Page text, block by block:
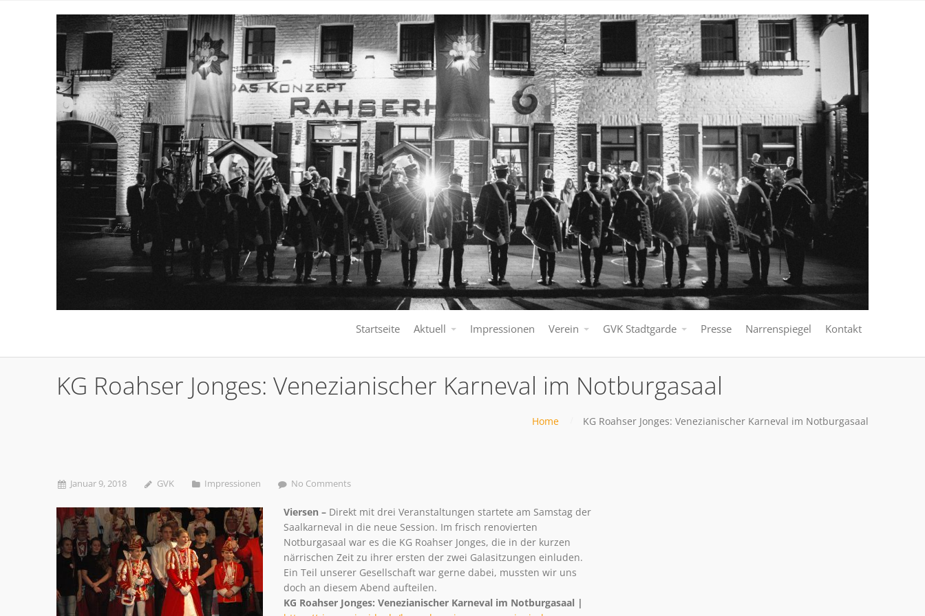
Startseite Aktuell Impressionen Verein GVK Stadtgarde Presse Narrenspiegel Kontakt
KG Roahser Jonges: Venezianischer Karneval im Notburgasaal
Home KG Roahser Jonges: Venezianischer Karneval im Notburgasaal
Januar 9, 2018 GVK Impressionen No Comments
Viersen – Direkt mit drei Veranstaltungen startete am Samstag der
Saalkarneval in die neue Session. Im frisch renovierten
Notburgasaal war es die KG Roahser Jonges, die in der kurzen
närrischen Zeit zu ihrer ersten der zwei Galasitzungen einluden.
Ein Teil unserer Gesellschaft war gerne dabei, mussten wir uns
doch an diesem Abend aufteilen.
KG Roahser Jonges: Venezianischer Karneval im Notburgasaal |